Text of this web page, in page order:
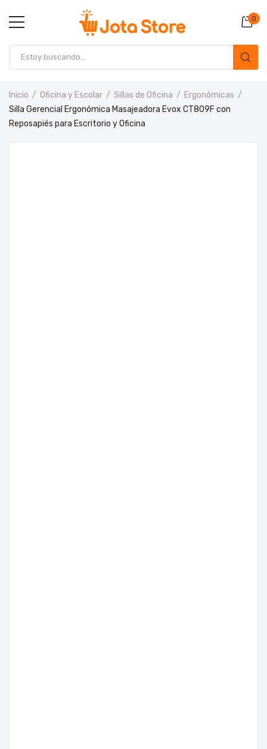
0
Inicio Oficina y Escolar Sillas de Oficina
Ergonómicas
Silla Gerencial Ergonómica Masajeadora Evox CT809F con
Reposapiés para Escritorio y Oficina